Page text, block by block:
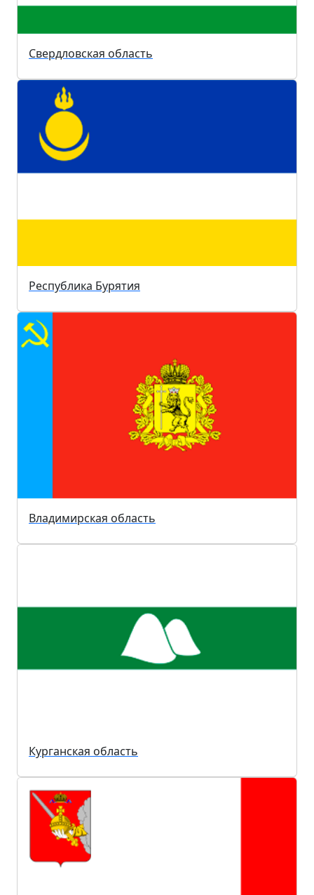
Свердловская область
Республика Бурятия
Владимирская область
Курганская область